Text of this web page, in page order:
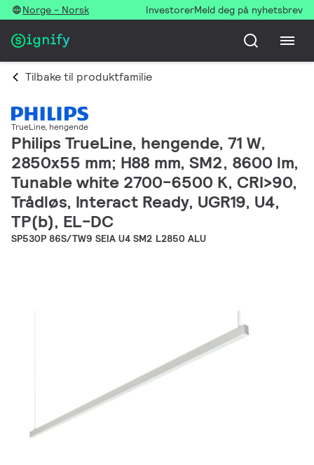
Norge - Norsk InvestorerMeld deg på nyhetsbrev
Tilbake til produktfamilie
TrueLine, hengende
Philips TrueLine, hengende, 71 W,
2850x55 mm; H88 mm, SM2, 8600 lm,
Tunable white 2700-6500 K, CRI>90,
Trådløs, Interact Ready, UGR19, U4,
TP(b), EL-DC
SP530P 86S/TW9 SEIA U4 SM2 L2850 ALU